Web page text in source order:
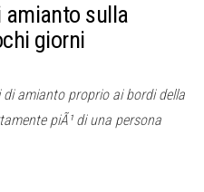
amianto sulla
giorni
amianto proprio ai bordi della
piÃ¹ di una persona